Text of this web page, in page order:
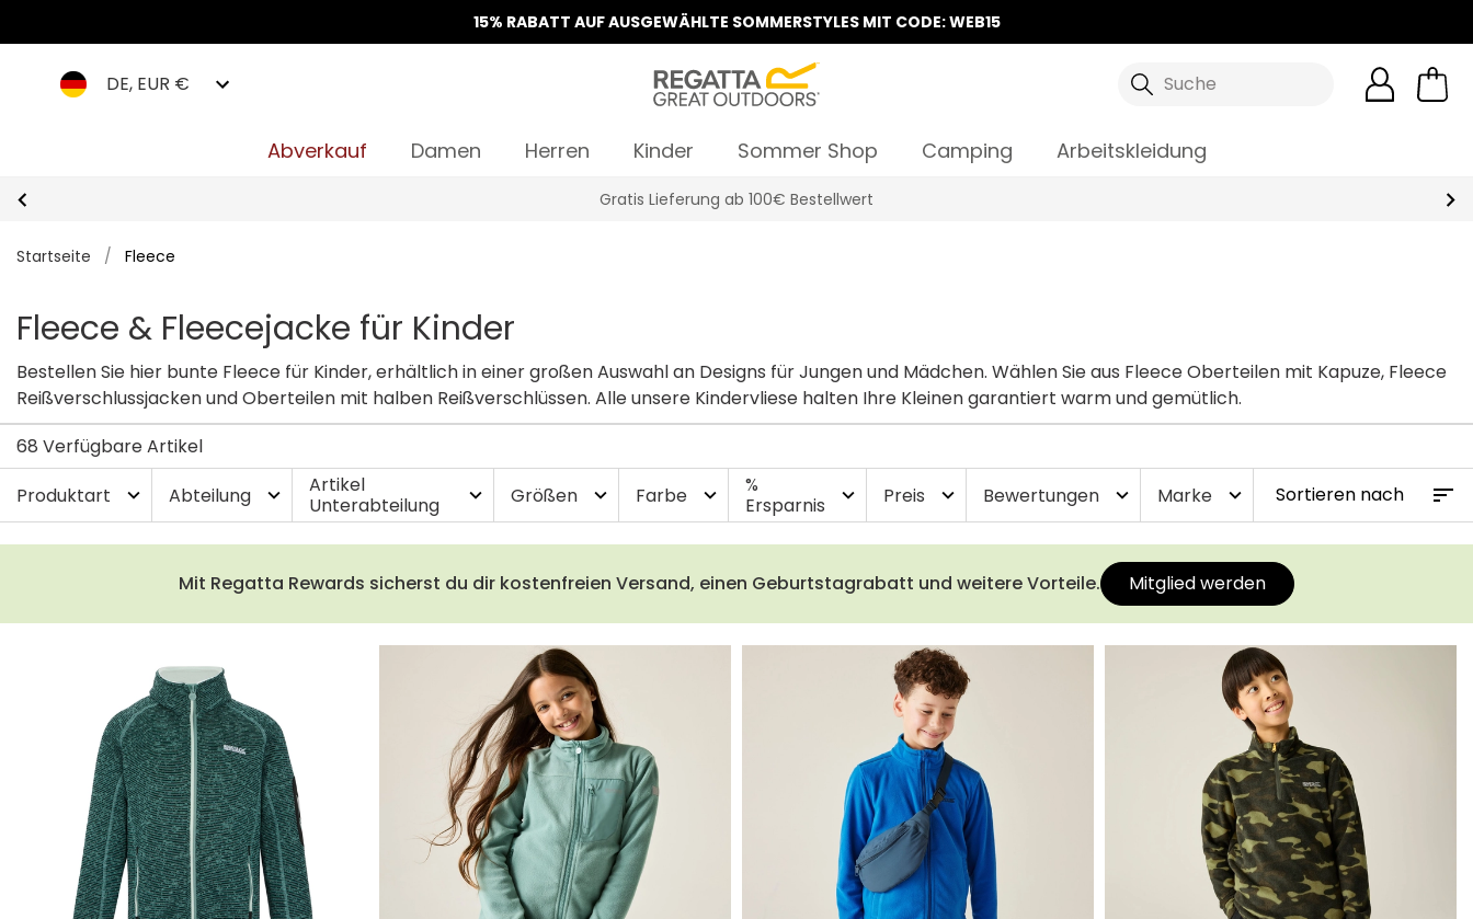
15% RABATT AUF AUSGEWÄHLTE SOMMERSTYLES MIT CODE: WEB15
DE, EUR € Suche
Abverkauf Damen Herren Kinder Sommer Shop Camping Arbeitskleidung
Klarna Sofortüberweisung & Rechnung verfügbar
Startseite / Fleece
Fleece & Fleecejacke für Kinder
Bestellen Sie hier bunte Fleece für Kinder, erhältlich in einer großen Auswahl an Designs für Jungen und Mädchen. Wählen Sie aus Fleece Oberteilen mit Kapuze, Fleece
Reißverschlussjacken und Oberteilen mit halben Reißverschlüssen. Alle unsere Kindervliese halten Ihre Kleinen garantiert warm und gemütlich.
68 Verfügbare Artikel
Produktart
expand_more Abteilung expand_more
Artikel
Unterabteilung
expand_more Größen expand_more Farbe expand_more
%
Ersparnis
expand_more Preis expand_more Bewertungen expand_more Marke expand_more
Mit Regatta Rewards sicherst du dir kostenfreien Versand, einen Geburtstagrabatt und weitere Vorteile. Mitglied werden